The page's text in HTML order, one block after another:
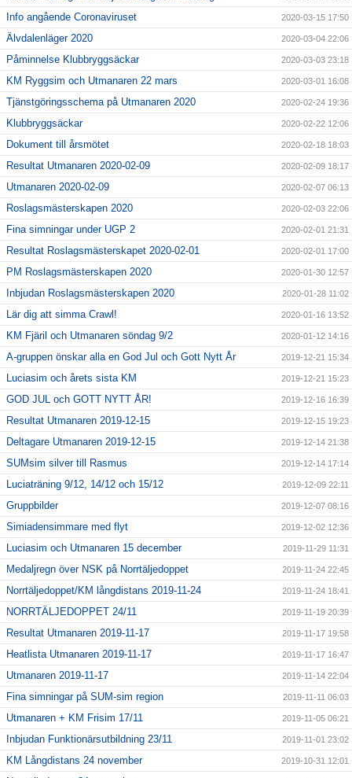
Info angående Coronaviruset 2020-03-15 17:50
Älvdalenläger 2020 2020-03-04 22:06
Påminnelse Klubbryggsäckar 2020-03-03 23:18
KM Ryggsim och Utmanaren 22 mars 2020-03-01 16:08
Tjänstgöringsschema på Utmanaren 2020 2020-02-24 19:36
Klubbryggsäckar 2020-02-22 12:06
Dokument till årsmötet 2020-02-18 18:03
Resultat Utmanaren 2020-02-09 2020-02-09 18:17
Utmanaren 2020-02-09 2020-02-07 06:13
Roslagsmästerskapen 2020 2020-02-03 22:06
Fina simningar under UGP 2 2020-02-01 21:31
Resultat Roslagsmästerskapet 2020-02-01 2020-02-01 17:00
PM Roslagsmästerskapen 2020 2020-01-30 12:57
Inbjudan Roslagsmästerskapen 2020 2020-01-28 11:02
Lär dig att simma Crawl! 2020-01-16 13:52
KM Fjäril och Utmanaren söndag 9/2 2020-01-12 14:16
A-gruppen önskar alla en God Jul och Gott Nytt År 2019-12-21 15:34
Luciasim och årets sista KM 2019-12-21 15:23
GOD JUL och GOTT NYTT ÅR! 2019-12-16 16:39
Resultat Utmanaren 2019-12-15 2019-12-15 19:23
Deltagare Utmanaren 2019-12-15 2019-12-14 21:38
SUMsim silver till Rasmus 2019-12-14 17:14
Luciaträning 9/12, 14/12 och 15/12 2019-12-09 22:11
Gruppbilder 2019-12-07 08:16
Simiadensimmare med flyt 2019-12-02 12:36
Luciasim och Utmanaren 15 december 2019-11-29 11:31
Medaljregn över NSK på Norrtäljedoppet 2019-11-24 22:45
Norrtäljedoppet/KM långdistans 2019-11-24 2019-11-24 18:41
NORRTÄLJEDOPPET 24/11 2019-11-19 20:39
Resultat Utmanaren 2019-11-17 2019-11-17 19:58
Heatlista Utmanaren 2019-11-17 2019-11-17 16:47
Utmanaren 2019-11-17 2019-11-14 22:04
Fina simningar på SUM-sim region 2019-11-11 06:03
Utmanaren + KM Frisim 17/11 2019-11-05 06:21
Inbjudan Funktionärsutbildning 23/11 2019-11-01 23:02
KM Långdistans 24 november 2019-10-31 12:01